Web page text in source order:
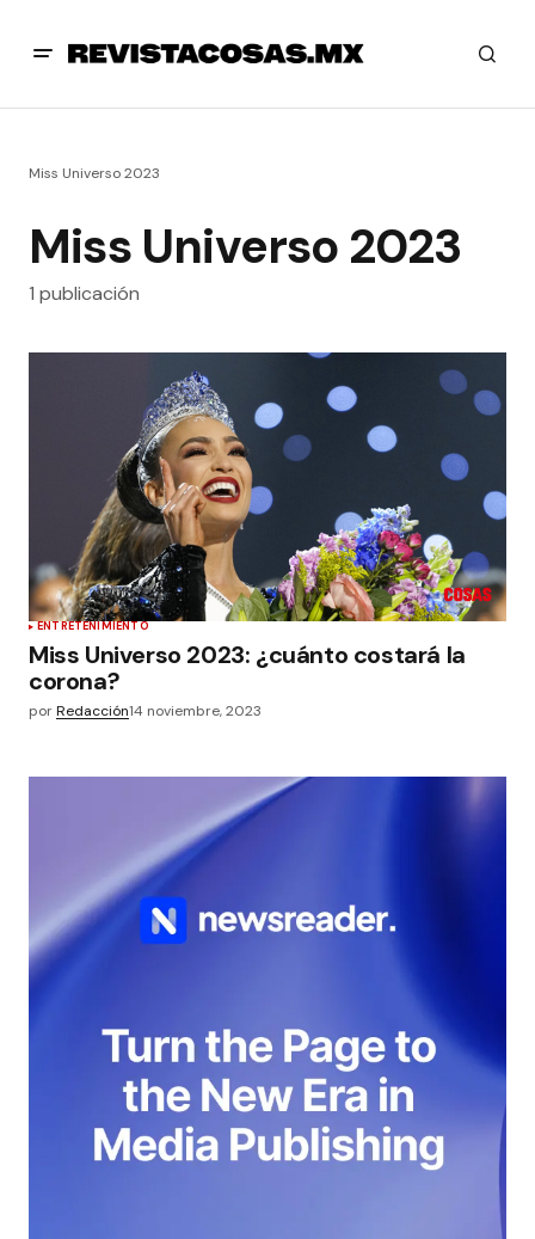
Miss Universo 2023
Miss Universo 2023
1 publicación
ENTRETENIMIENTO
Miss Universo 2023: ¿cuánto costará la
corona?
porRedacción14 noviembre, 2023